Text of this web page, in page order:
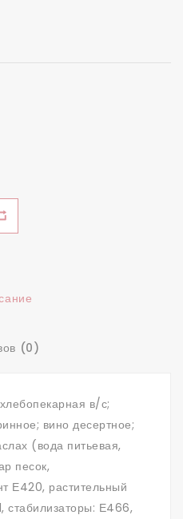
(0)
в/с;
вино десертное;
(вода питьевая,
песок,
Е420, растительный
стабилизаторы: Е466,